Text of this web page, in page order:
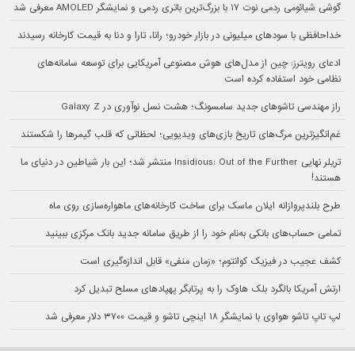
گوشی شیائومی ردمی نوت ۱۷ با بزرگ‌ترین باتری ردمی و نمایشگر AMOLED معرفی شد
خداحافظی با سودهای میلیونی در بازار خودرو؛ رانا، تارا و دنا به قیمت کارخانه رسیدند
ادعای رویترز: چین از مدل‌های هوش مصنوعی آمریکایی برای توسعه سامانه‌های
نظامی خود استفاده کرده است
راز مهندسی تاشوهای جدید سامسونگ؛ هشت نسل نوآوری در Galaxy Z
غم‌انگیزترین مرگ‌های تاریخ بازی‌های ویدیویی؛ لحظاتی که قلب گیمرها را شکستند
تریلر نهایی Insidious: Out of the Further منتشر شد؛ این بار شیاطین در دنیای ما
هستند!
طرح بلندپروازانه ایلان ماسک برای ساخت کارخانه‌های ماهواره‌سازی روی ماه
تمامی حساب‌های بانکی به‌نام خود را از طریق سامانه جدید بانک مرکزی ببینید
کشف عجیب در فیزیک کوانتوم؛ «زمان منفی» قابل اندازه‌گیری است
ارتش آمریکا بالگرد بلک هاوک را به پرتابگر پهپادهای مسلح تبدیل کرد
لپ تاپ تاشو هواوی با نمایشگر ۱۸ اینچی تاشو و قیمت ۳۷۰۰ دلار معرفی شد